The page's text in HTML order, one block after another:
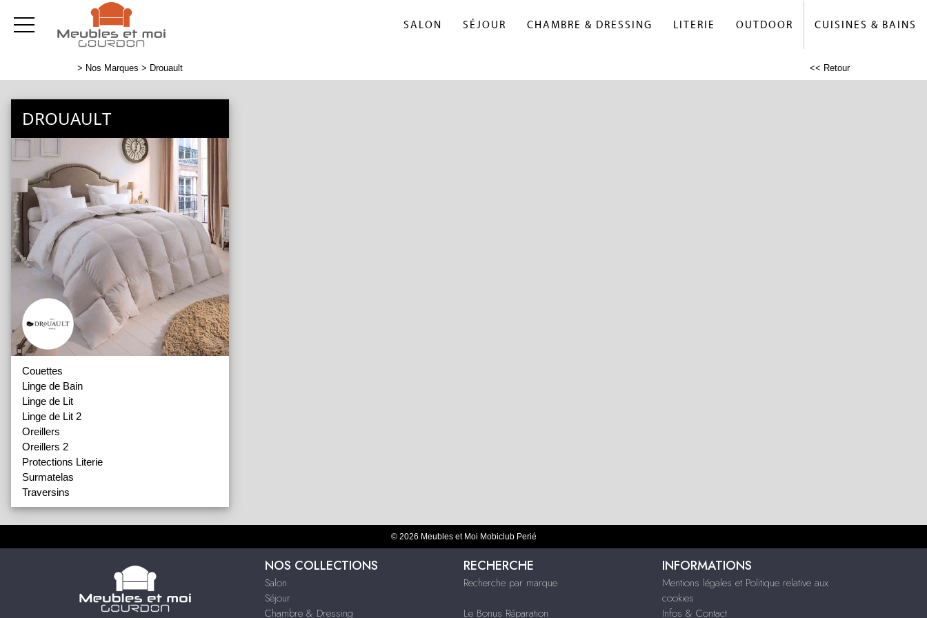
SALON SÉJOUR CHAMBRE & DRESSING LITERIE OUTDOOR CUISINES & BAINS
> Nos Marques > Drouault << Retour
DROUAULT
Couettes
Linge de Bain
Linge de Lit
Linge de Lit 2
Oreillers
Oreillers 2
Protections Literie
Surmatelas
Traversins
© 2026 Meubles et Moi Mobiclub Perié
NOS COLLECTIONS
Salon
Séjour
Chambre & Dressing
RECHERCHE
Recherche par marque
Le Bonus Réparation
INFORMATIONS
Mentions légales et Politique relative aux
cookies
Infos & Contact